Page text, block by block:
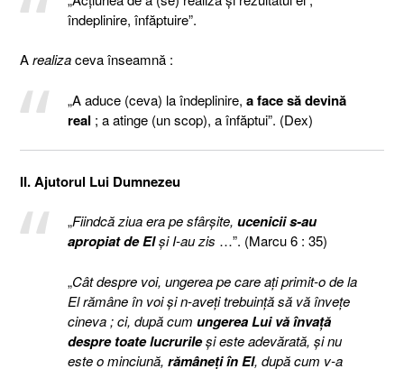
îndeplinire, înfăptuire”.
Arealizaceva înseamnă :
„A aduce (ceva) la îndeplinire, a face să devină
real ; a atinge (un scop), a înfăptui”. (Dex)
II. Ajutorul Lui Dumnezeu
„Fiindcă ziua era pe sfârşite, ucenicii s-au
apropiat de Elşi I-au zis …”. (Marcu 6 : 35)
„Cât despre voi, ungerea pe care aţi primit-o de la
El rămâne în voi şi n-aveţi trebuinţă să vă înveţe
cineva ; ci, după cum ungerea Lui vă învaţă
despre toate lucrurileşi este adevărată, şi nu
este o minciună, rămâneţi în El, după cum v-a